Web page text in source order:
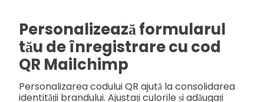
Personalizează formularul
tău de înregistrare cu cod
QR Mailchimp
Personalizarea codului QR ajută la consolidarea
identității brandului. Ajustați culorile și adăugați